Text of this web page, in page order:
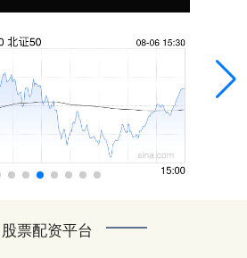
股票配资平台